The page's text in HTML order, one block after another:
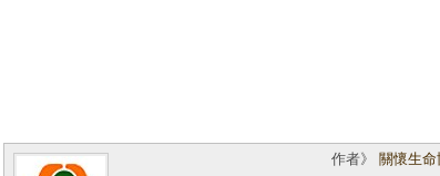
作者》 關懷生